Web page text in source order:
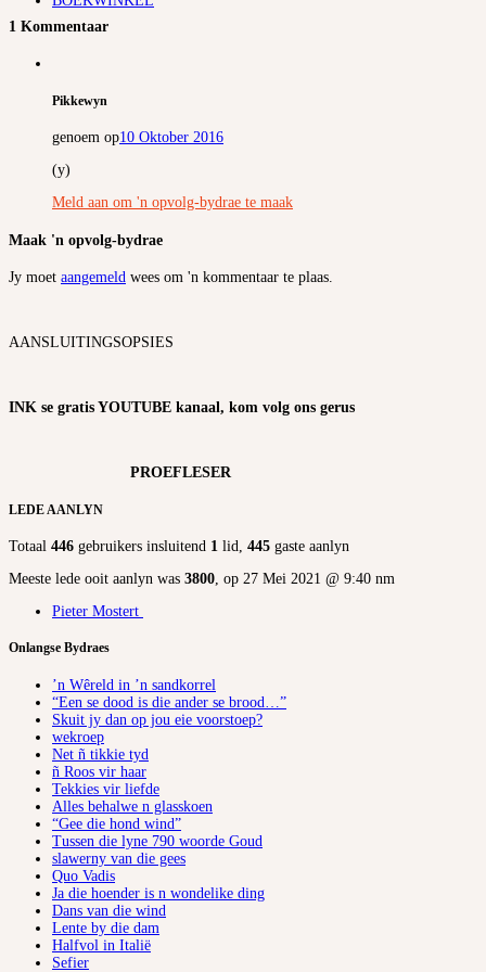
1 Kommentaar
Pikkewyn
genoem op10 Oktober 2016
(y)
Meld aan om 'n opvolg-bydrae te maak
Maak 'n opvolg-bydrae
Jy moet aangemeld wees om 'n kommentaar te plaas.
AANSLUITINGSOPSIES
INK se gratis YOUTUBE kanaal, kom volg ons gerus
PROEFLESER
LEDE AANLYN
Totaal 446 gebruikers insluitend 1 lid, 445 gaste aanlyn
Meeste lede ooit aanlyn was 3800, op 27 Mei 2021 @ 9:40 nm
Pieter Mostert
Onlangse Bydraes
’n Wêreld in ’n sandkorrel
“Een se dood is die ander se brood…”
Skuit jy dan op jou eie voorstoep?
wekroep
Net ñ tikkie tyd
ñ Roos vir haar
Tekkies vir liefde
Alles behalwe n glasskoen
“Gee die hond wind”
Tussen die lyne 790 woorde Goud
slawerny van die gees
Quo Vadis
Ja die hoender is n wondelike ding
Dans van die wind
Lente by die dam
Halfvol in Italië
Sefier